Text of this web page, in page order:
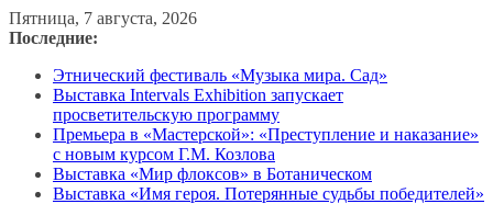
Перейти
к
Пятница, 7 августа, 2026
Последние:
Этнический фестиваль «Музыка мира. Сад»
Выставка Intervals Exhibition запускает
просветительскую программу
Премьера в «Мастерской»: «Преступление и наказание»
с новым курсом Г.М. Козлова
Выставка «Мир флоксов» в Ботаническом
Выставка «Имя героя. Потерянные судьбы победителей»